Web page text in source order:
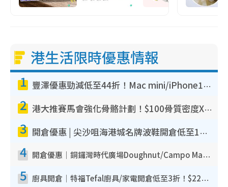
港生活限時優惠情報
1 豐澤優惠勁減低至44折！Mac mini/iPhone17Pro大減價！廚房家電$220起
2 港大推賽馬會強化骨骼計劃！$100骨質密度X光檢查 完成免費運動訓練送超市禮券！附參加資格
3 開倉優惠 | 尖沙咀海港城名牌波鞋開倉低至1折！On鞋$899起／Joy&Peace鞋履$98起
4 開倉優惠｜銅鑼灣時代廣場Doughnut/Campo Marzio開倉低至1折！背囊、書包、手袋劈價$200起
5 廚具開倉｜特福Tefal廚具/家電開倉低至3折！$220起買平底鍋/炒鑊/湯煲！電飯煲/吸塵機/燙斗$418起